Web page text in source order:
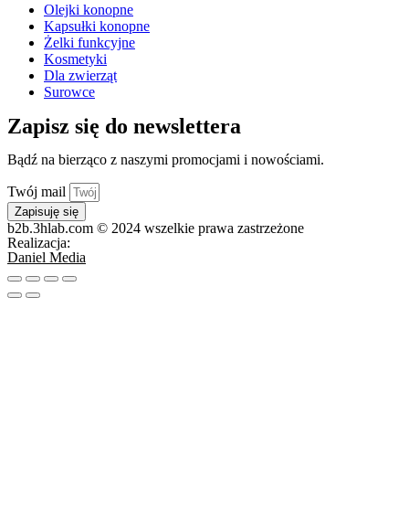
Olejki konopne
Kapsułki konopne
Żelki funkcyjne
Kosmetyki
Dla zwierząt
Surowce
Zapisz się do newslettera
Bądź na bierząco z naszymi promocjami i nowościami.
Twój mail
Zapisuję się
b2b.3hlab.com © 2024 wszelkie prawa zastrzeżone
Realizacja:
Daniel Media